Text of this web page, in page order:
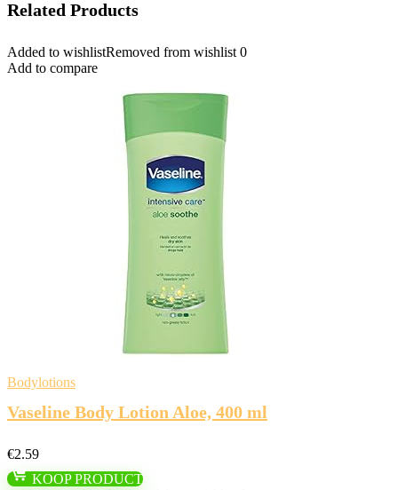
Related Products
Added to wishlistRemoved from wishlist 0
Add to compare
Bodylotions
Vaseline Body Lotion Aloe, 400 ml
€2.59
KOOP PRODUCT